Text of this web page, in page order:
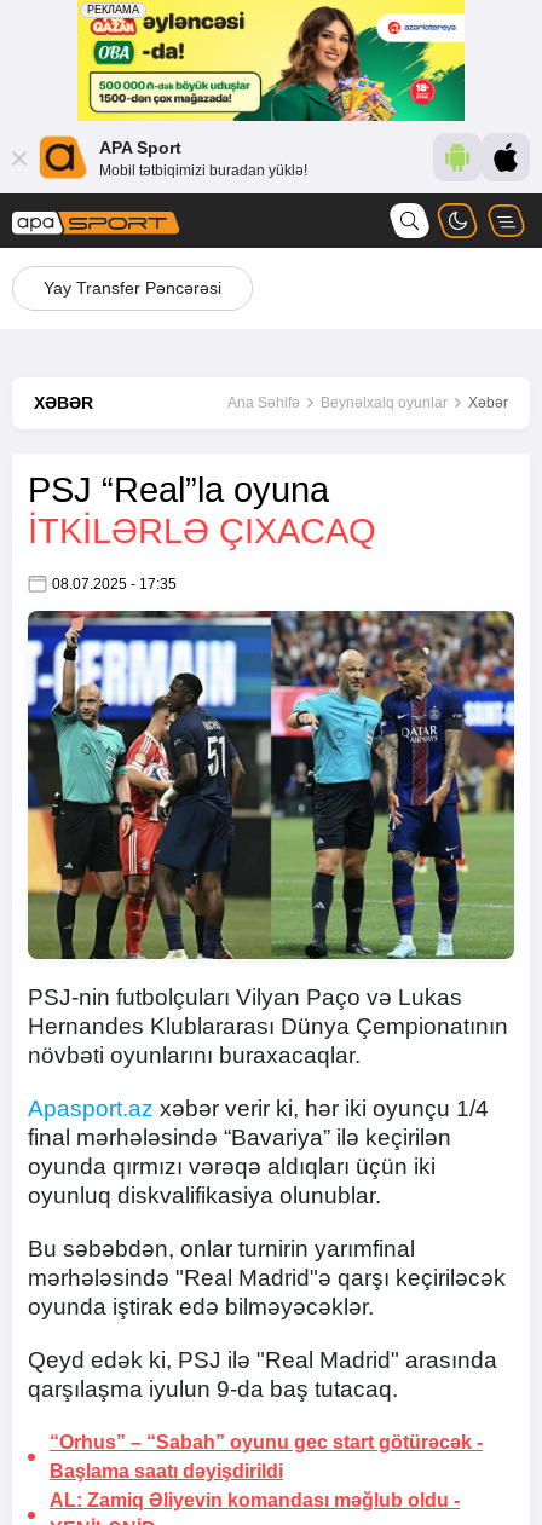
APA Sport
Mobil tətbiqimizi buradan yüklə!
Yay Transfer Pəncərəsi
XƏBƏR Ana Səhifə Beynəlxalq oyunlar Xəbər
PSJ “Real”la oyuna
ITKILƏRLƏ ÇIXACAQ
08.07.2025 - 17:35
PSJ-nin futbolçuları Vilyan Paço və Lukas
Hernandes Klublararası Dünya Çempionatının
növbəti oyunlarını buraxacaqlar.
Apasport.az xəbər verir ki, hər iki oyunçu 1/4
final mərhələsində “Bavariya” ilə keçirilən
oyunda qırmızı vərəqə aldıqları üçün iki
oyunluq diskvalifikasiya olunublar.
Bu səbəbdən, onlar turnirin yarımfinal
mərhələsində "Real Madrid"ə qarşı keçiriləcək
oyunda iştirak edə bilməyəcəklər.
Qeyd edək ki, PSJ ilə "Real Madrid" arasında
qarşılaşma iyulun 9-da baş tutacaq.
“Orhus” – “Sabah” oyunu gec start götürəcək -
Başlama saatı dəyişdirildi
AL: Zamiq Əliyevin komandası məğlub oldu -